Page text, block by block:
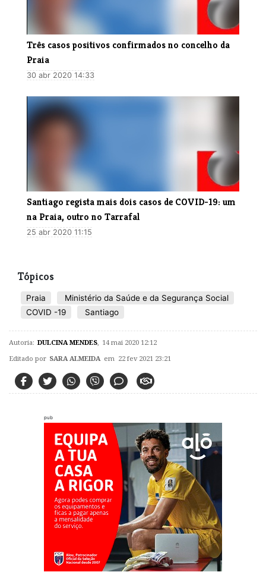
Três casos positivos confirmados no concelho da
Praia
30 abr 2020 14:33
Santiago regista mais dois casos de COVID-19: um
na Praia, outro no Tarrafal
25 abr 2020 11:15
Tópicos
Praia
Ministério da Saúde e da Segurança Social
COVID -19
Santiago
Autoria: DULCINA MENDES 14 mai 2020 12:12
Editado por SARA ALMEIDA em 22 fev 2021 23:21
pub